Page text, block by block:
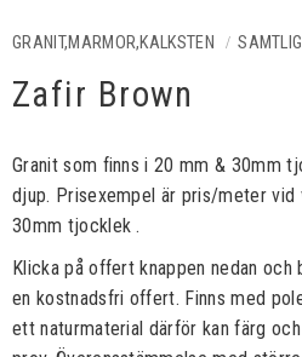
GRANIT,MARMOR,KALKSTEN
Zafir Brown
Granit som finns i 20 mm & 30mm
djup. Prisexempel är pris/meter vid
30mm tjocklek .
Klicka på offert knappen nedan
en kostnadsfri offert. Finns med
ett naturmaterial därför kan färg